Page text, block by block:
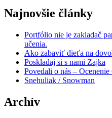
Najnovšie články
Portfólio nie je zakladač
učenia.
Ako zabaviť dieťa na
Poskladaj si s nami Zajka
Povedali o nás – Ocenenie
Snehuliak / Snowman
Archív